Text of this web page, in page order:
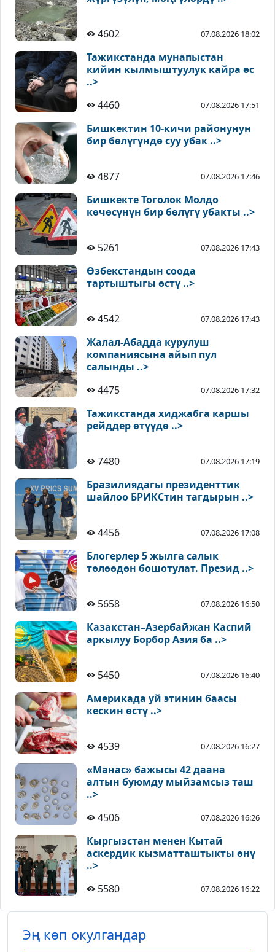
4602 07.08.2026 18:02
Тажикстанда мунапыстан
кийин кылмыштуулук кайра өс
..>
4460
07.08.2026 17:51
Бишкектин 10-кичи районунун
бир бөлүгүндө суу убак ..>
4877 07.08.2026 17:46
Бишкекте Тоголок Молдо
көчөсүнүн бир бөлүгү убакты ..>
5261 07.08.2026 17:43
Өзбекстандын соода
тартыштыгы өстү ..>
4542 07.08.2026 17:43
Жалал-Абадда курулуш
компаниясына айып пул
салынды ..>
4475
07.08.2026 17:32
Тажикстанда хиджабга каршы
рейддер өтүүдө ..>
7480 07.08.2026 17:19
Бразилиядагы президенттик
шайлоо БРИКСтин тагдырын ..>
4456 07.08.2026 17:08
Блогерлер 5 жылга салык
төлөөдөн бошотулат. Презид ..>
5658 07.08.2026 16:50
Казакстан–Азербайжан Каспий
аркылуу Борбор Азия ба ..>
5450 07.08.2026 16:40
Америкада уй этинин баасы
кескин өстү ..>
4539 07.08.2026 16:27
«Манас» бажысы 42 даана
алтын буюмду мыйзамсыз таш
..>
4506
07.08.2026 16:26
Кыргызстан менен Кытай
аскердик кызматташтыкты өнү
..>
5580
07.08.2026 16:22
Эң көп окулгандар